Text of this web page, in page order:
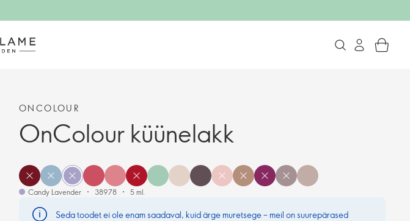
ONCOLOUR
OnColour küünelakk
Candy Lavender 38978 5 ml.
Seda toodet ei ole enam saadaval, kuid ärge muretsege – meil on suurepärased